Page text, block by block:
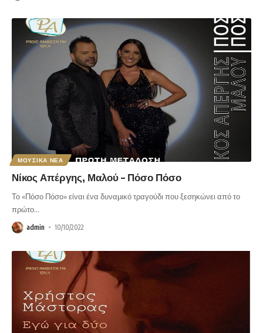
ΜΟΥΣΙΚΑ ΝΕΑ
Νίκος Απέργης, Μαλού – Πόσο Πόσο
Το «Πόσο Πόσο» είναι ένα δυναμικό τραγούδι που ξεσηκώνει από το
πρώτο…
admin 10/10/2022